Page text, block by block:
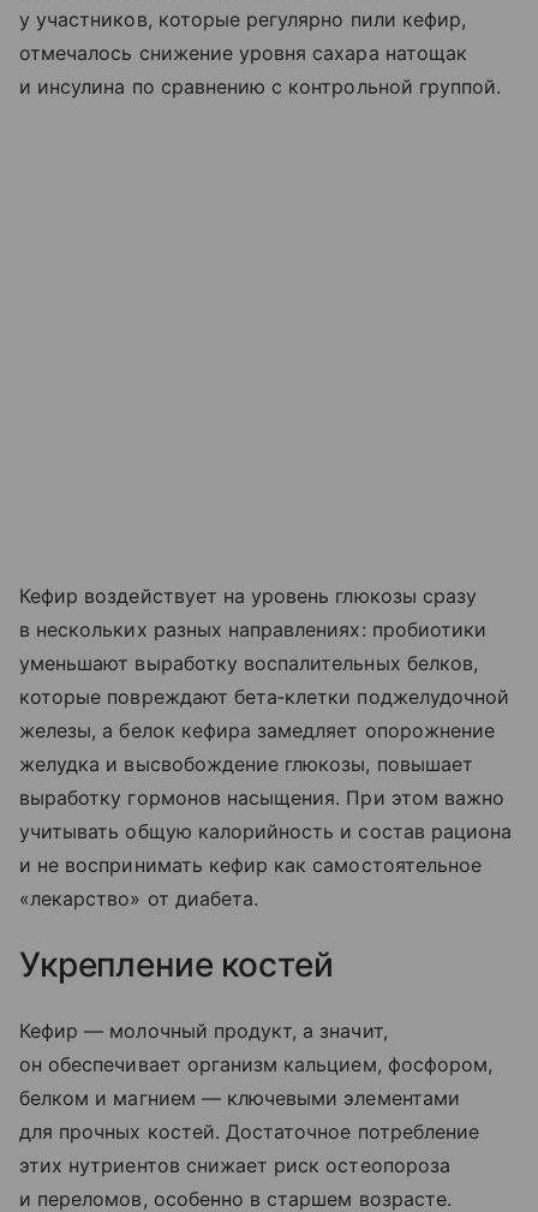
у участников, которые регулярно пили кефир,
отмечалось снижение уровня сахара натощак
и инсулина по сравнению с контрольной группой.
Кефир воздействует на уровень глюкозы сразу
в нескольких разных направлениях: пробиотики
уменьшают выработку воспалительных белков,
которые повреждают бета‑клетки поджелудочной
железы, а белок кефира замедляет опорожнение
желудка и высвобождение глюкозы, повышает
выработку гормонов насыщения. При этом важно
учитывать общую калорийность и состав рациона
и не воспринимать кефир как самостоятельное
«лекарство» от диабета.
Укрепление костей
Кефир — молочный продукт, а значит,
он обеспечивает организм кальцием, фосфором,
белком и магнием — ключевыми элементами
для прочных костей. Достаточное потребление
этих нутриентов снижает риск остеопороза
и переломов, особенно в старшем возрасте.